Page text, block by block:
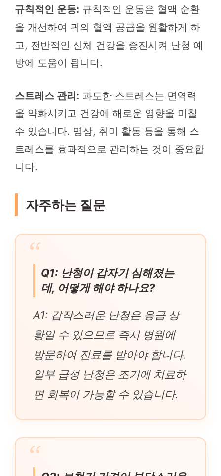
규칙적인 운동: 규칙적인 운동은 혈액 순환
을 개선하여 귀의 혈액 공급을 원활하게 하
고, 전반적인 신체 건강을 증진시켜 난청 예
방에 도움이 됩니다.
스트레스 관리: 과도한 스트레스는 면역력
을 약화시키고 건강에 해로운 영향을 미칠
수 있습니다. 명상, 취미 활동 등을 통해 스
트레스를 효과적으로 관리하는 것이 중요합
니다.
자주하는 질문
Q1: 난청이 갑자기 심해졌는
데, 어떻게 해야 하나요?
A1: 갑작스러운 난청은 응급 상
황일 수 있으므로 즉시 병원에
방문하여 진료를 받아야 합니다.
일부 급성 난청은 조기에 치료하
면 회복이 가능할 수 있습니다.